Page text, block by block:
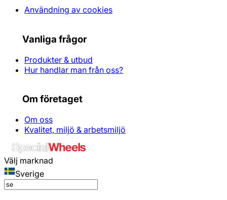
Användning av cookies
Vanliga frågor
Produkter & utbud
Hur handlar man från oss?
Om företaget
Om oss
Kvalitet, miljö & arbetsmiljö
Välj marknad
Sverige